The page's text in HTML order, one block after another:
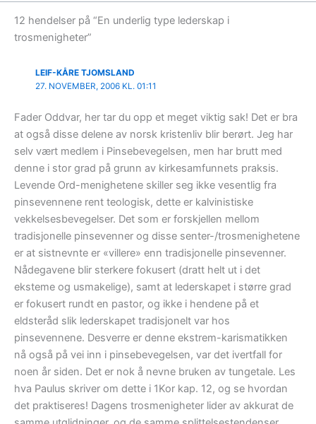
12 hendelser på “En underlig type lederskap i
trosmenigheter”
LEIF-KÅRE TJOMSLAND
27. NOVEMBER, 2006 KL. 01:11
Fader Oddvar, her tar du opp et meget viktig sak! Det er bra
at også disse delene av norsk kristenliv blir berørt. Jeg har
selv vært medlem i Pinsebevegelsen, men har brutt med
denne i stor grad på grunn av kirkesamfunnets praksis.
Levende Ord-menighetene skiller seg ikke vesentlig fra
pinsevennene rent teologisk, dette er kalvinistiske
vekkelsesbevegelser. Det som er forskjellen mellom
tradisjonelle pinsevenner og disse senter-/trosmenighetene
er at sistnevnte er «villere» enn tradisjonelle pinsevenner.
Nådegavene blir sterkere fokusert (dratt helt ut i det
eksteme og usmakelige), samt at lederskapet i større grad
er fokusert rundt en pastor, og ikke i hendene på et
eldsteråd slik lederskapet tradisjonelt var hos
pinsevennene. Desverre er denne ekstrem-karismatikken
nå også på vei inn i pinsebevegelsen, var det ivertfall for
noen år siden. Det er nok å nevne bruken av tungetale. Les
hva Paulus skriver om dette i 1Kor kap. 12, og se hvordan
det praktiseres! Dagens trosmenigheter lider av akkurat de